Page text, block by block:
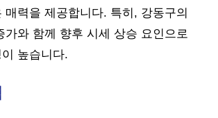
매력을 제공합니다. 특히, 강동구의
가와 함께 향후 시세 상승 요인으로
높습니다.